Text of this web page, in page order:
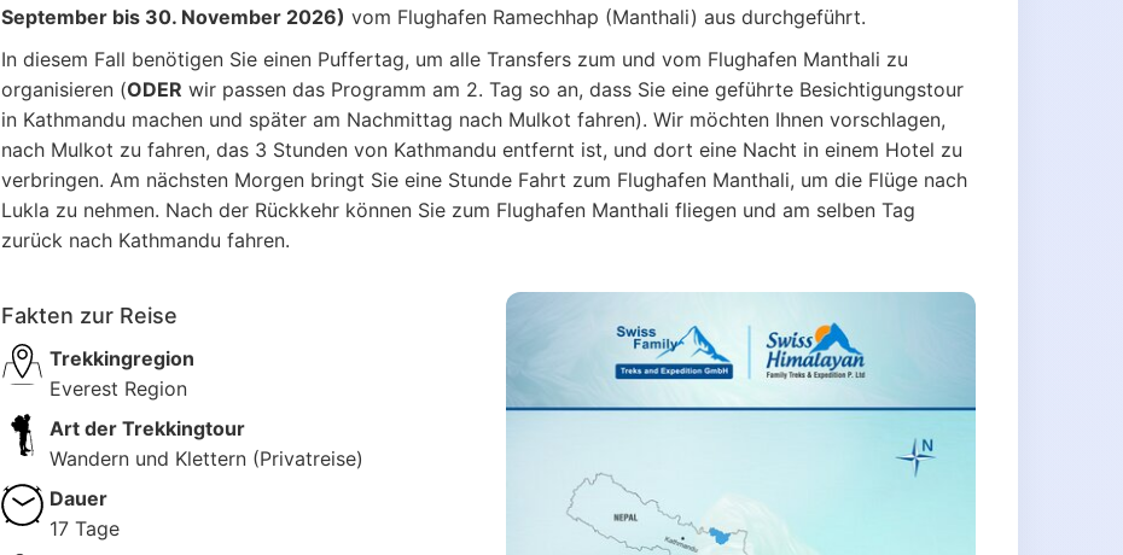
September bis 30. November 2026) vom Flughafen Ramechhap (Manthali) aus durchgeführt.
In diesem Fall benötigen Sie einen Puffertag, um alle Transfers zum und vom Flughafen Manthali zu
organisieren (ODER wir passen das Programm am 2. Tag so an, dass Sie eine geführte Besichtigungstour
in Kathmandu machen und später am Nachmittag nach Mulkot fahren). Wir möchten Ihnen vorschlagen,
nach Mulkot zu fahren, das 3 Stunden von Kathmandu entfernt ist, und dort eine Nacht in einem Hotel zu
verbringen. Am nächsten Morgen bringt Sie eine Stunde Fahrt zum Flughafen Manthali, um die Flüge nach
Lukla zu nehmen. Nach der Rückkehr können Sie zum Flughafen Manthali fliegen und am selben Tag
zurück nach Kathmandu fahren.
Fakten zur Reise
Trekkingregion
Everest Region
Art der Trekkingtour
Wandern und Klettern (Privatreise)
Dauer
17 Tage